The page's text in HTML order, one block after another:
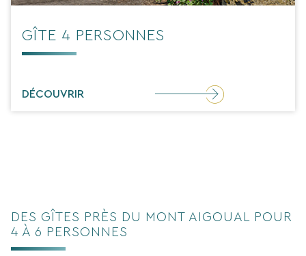
GÎTE 4 PERSONNES
DÉCOUVRIR
DES GÎTES PRÈS DU MONT AIGOUAL POUR
4 À 6 PERSONNES